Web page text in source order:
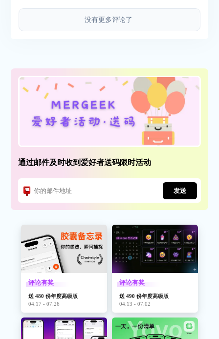
没有更多评论了
通过邮件及时收到爱好者送码限时活动
发送
评论有奖
送 480 份年度高级版
04.17 - 07.26
评论有奖
送 490 份年度高级版
04.13 - 07.02